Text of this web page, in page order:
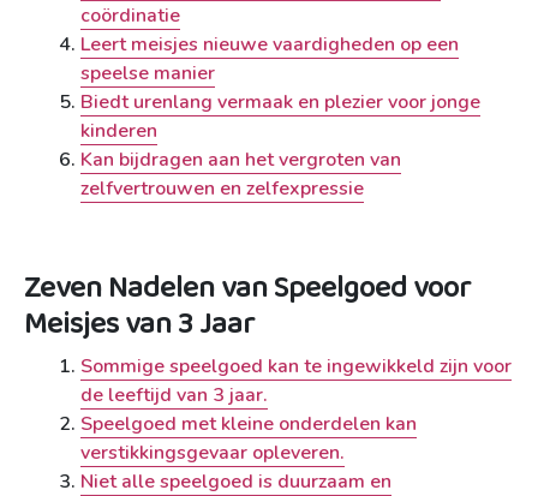
coördinatie
Leert meisjes nieuwe vaardigheden op een
speelse manier
Biedt urenlang vermaak en plezier voor jonge
kinderen
Kan bijdragen aan het vergroten van
zelfvertrouwen en zelfexpressie
Zeven Nadelen van Speelgoed voor
Meisjes van 3 Jaar
Sommige speelgoed kan te ingewikkeld zijn voor
de leeftijd van 3 jaar.
Speelgoed met kleine onderdelen kan
verstikkingsgevaar opleveren.
Niet alle speelgoed is duurzaam en